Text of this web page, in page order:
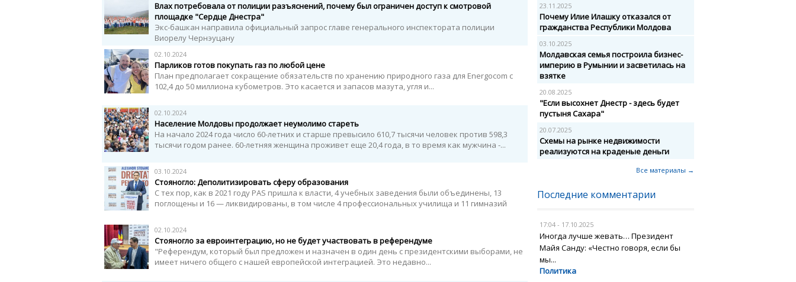
Влах потребовала от полиции разъяснений, почему был ограничен доступ к смотровой
площадке "Сердце Днестра"
Экс-башкан направила официальный запрос главе генерального инспектората полиции
Виорелу Чернэуцану
02.10.2024
Парликов готов покупать газ по любой цене
План предполагает сокращение обязательств по хранению природного газа для Energocom с
102,4 до 50 миллиона кубометров. Это касается и запасов мазута, угля и...
02.10.2024
Население Молдовы продолжает неумолимо стареть
На начало 2024 года число 60-летних и старше превысило 610,7 тысячи человек против 598,3
тысячи годом ранее. 60-летняя женщина проживет еще 20,4 года, в то время как мужчина -...
03.10.2024
Стояногло: Деполитизировать сферу образования
С тех пор, как в 2021 году PAS пришла к власти, 4 учебных заведения были объединены, 13
поглощены и 16 — ликвидированы, в том числе 4 профессиональных училища и 11 гимназий
02.10.2024
Стояногло за евроинтеграцию, но не будет участвовать в референдуме
"Референдум, который был предложен и назначен в один день с президентскими выборами, не
имеет ничего общего с нашей европейской интеграцией. Это недавно...
23.11.2025
Почему Илие Илашку отказался от
гражданства Республики Молдова
03.10.2025
Молдавская семья построила бизнес-
империю в Румынии и засветилась на
взятке
20.08.2025
"Если высохнет Днестр - здесь будет
пустыня Сахара"
20.07.2025
Схемы на рынке недвижимости
реализуются на краденые деньги
Все материалы →
Последние комментарии
17:04 - 17.10.2025
Иногда лучше жевать… Президент
Майя Санду: «Честно говоря, если бы
мы...
Политика